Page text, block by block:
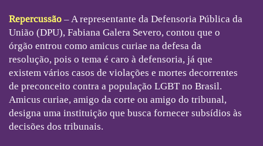
Repercussão– A representante da Defensoria Pública da
União (DPU), Fabiana Galera Severo, contou que o
órgão entrou como amicus curiae na defesa da
resolução, pois o tema é caro à defensoria, já que
existem vários casos de violações e mortes decorrentes
de preconceito contra a população LGBT no Brasil.
Amicus curiae, amigo da corte ou amigo do tribunal,
designa uma instituição que busca fornecer subsídios às
decisões dos tribunais.